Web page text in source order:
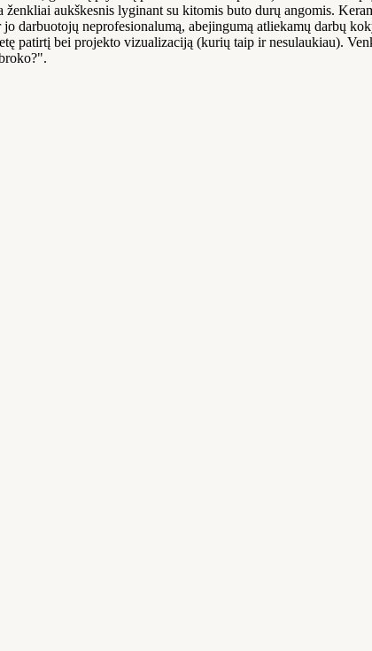
aukškesnis lyginant su kitomis buto durų angomis.
darbuotojų neprofesionalumą, abejingumą atliekamų darbų
patirtį bei projekto vizualizaciją (kurių taip ir nesulaukiau).